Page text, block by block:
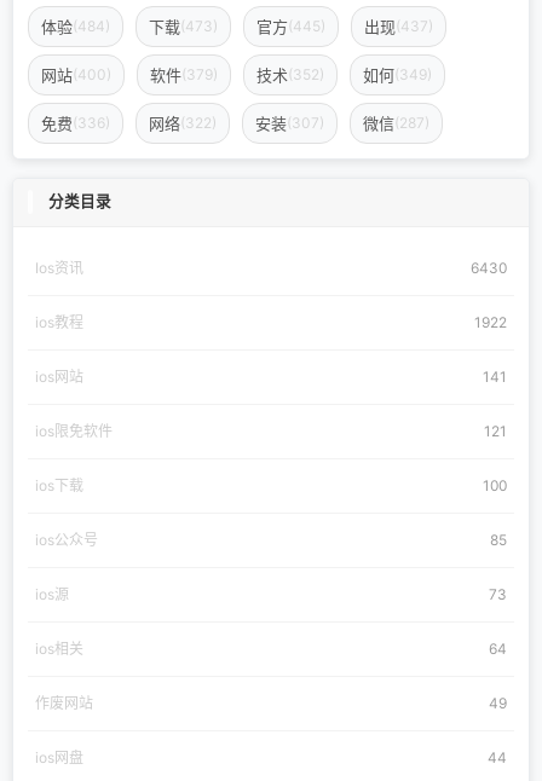
体验(484) 下载(473) 官方(445) 出现(437)
网站(400) 软件(379) 技术(352) 如何(349)
免费(336) 网络(322) 安装(307) 微信(287)
分类目录
Ios资讯 6430
ios教程 1922
ios网站 141
ios限免软件 121
ios下载 100
ios公众号 85
ios源 73
ios相关 64
作废网站 49
ios网盘 44